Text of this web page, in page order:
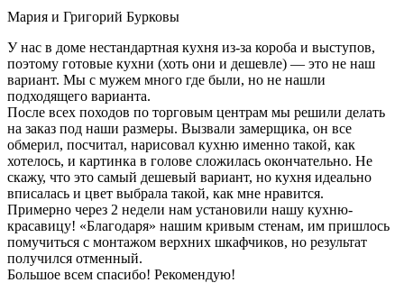
Мария и Григорий Бурковы
У нас в доме нестандартная кухня из-за короба и выступов,
поэтому готовые кухни (хоть они и дешевле) — это не наш
вариант. Мы с мужем много где были, но не нашли
подходящего варианта.
После всех походов по торговым центрам мы решили делать
на заказ под наши размеры. Вызвали замерщика, он все
обмерил, посчитал, нарисовал кухню именно такой, как
хотелось, и картинка в голове сложилась окончательно. Не
скажу, что это самый дешевый вариант, но кухня идеально
вписалась и цвет выбрала такой, как мне нравится.
Примерно через 2 недели нам установили нашу кухню-
красавицу! «Благодаря» нашим кривым стенам, им пришлось
помучиться с монтажом верхних шкафчиков, но результат
получился отменный.
Большое всем спасибо! Рекомендую!